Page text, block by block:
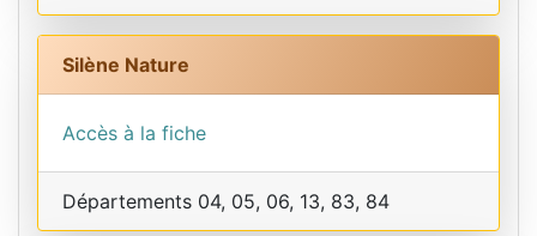
Silène Nature
Accès à la fiche
Départements 04, 05, 06, 13, 83, 84